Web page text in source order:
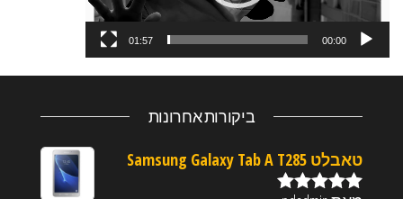
00:00
01:57
ביקורות אחרונות
טאבלט Samsung Galaxy Tab A T285